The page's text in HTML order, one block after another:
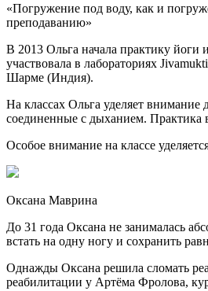
«Погружение под воду, как и
преподаванию»
В 2013 Ольга начала практику
участвовала в лабораториях
Шарме (Индия).
На классах Ольга уделяет
соединенные с дыханием. ‌Практика
Особое внимание на классе
Оксана Маврина
До 31 года Оксана не занималась
встать на одну ногу и сохранить
Однажды Оксана решила сломать
реабилитации у Артёма Фролова,